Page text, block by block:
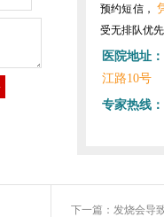
预约短信，
受无排队优
医院地址：
江路10号
专家热线：
下一篇： 发烧会导